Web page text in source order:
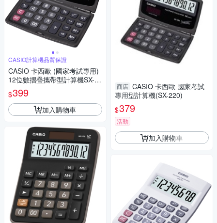
CASIO計算機品質保證
CASIO 卡西歐 (國家考試專用)
12位數摺疊攜帶型計算機SX-22
$399
加入購物車
商店 CASIO 卡西歐 國家考試
專用型計算機(SX-220)
$379
活動
加入購物車